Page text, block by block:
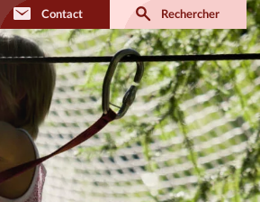
Contact Rechercher